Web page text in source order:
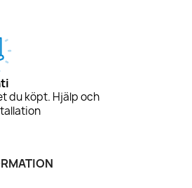
du köpt. Hjälp och